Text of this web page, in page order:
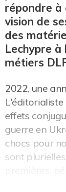
répondre à
vision de
des
Lechypre à
métiers
2022, une
L'éditorialiste
effets
guerre en
chocs pour
sont
premières,